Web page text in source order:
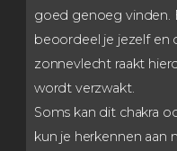
goed genoeg vinden.
beoordeel je jezelf en
zonnevlecht raakt
wordt verzwakt.
Soms kan dit chakra
kun je herkennen aan